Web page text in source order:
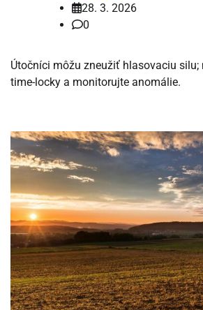
28. 3. 2026
0
Útočníci môžu zneužiť hlasovaciu silu;
time-locky a monitorujte anomálie.